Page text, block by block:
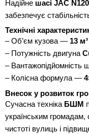
Надійне шасі JAC N120
забезпечує
Технічні
– Об’єм кузова — 13 м³
– Потужність двигуна
– Вантажопідйомність
– Колісна формула —
Внесок у розвиток
Сучасна техніка БШМ
українським
чистоті вулиць і